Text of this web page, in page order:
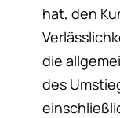
hat, den
die
des